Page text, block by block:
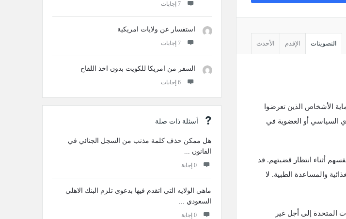
التصويتات
الإقدم الأحدث
الأشخاص الذين تعرضوا
السياسي أو العضوية في
أثناء انتظار قضيتهم. قد
والمساعدة الطبية. لا
المتحدة إلى أجل غير
‫7 إجابات
استفسار عن ولايات امريكية
‫7 إجابات
السفر من امريكا للكويت بدون اخذ اللقاح
‫6 إجابات
أسئلة ذات صلة
هل ممكن حذف كلمة مذنب من السجل الجنائي في
القانون ...
‫0 إجابة
ماهي الولايه التي اتقدم فيها بدعوى تلزم البنك الاهلي
السعودي ...
‫0 إجابة